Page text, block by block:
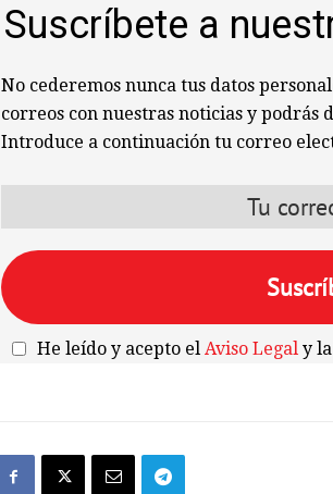
Suscríbete a
No cederemos nunca tus datos
correos con nuestras noticias y podrás
Introduce a continuación tu correo
He leído y acepto el Aviso Legaly la